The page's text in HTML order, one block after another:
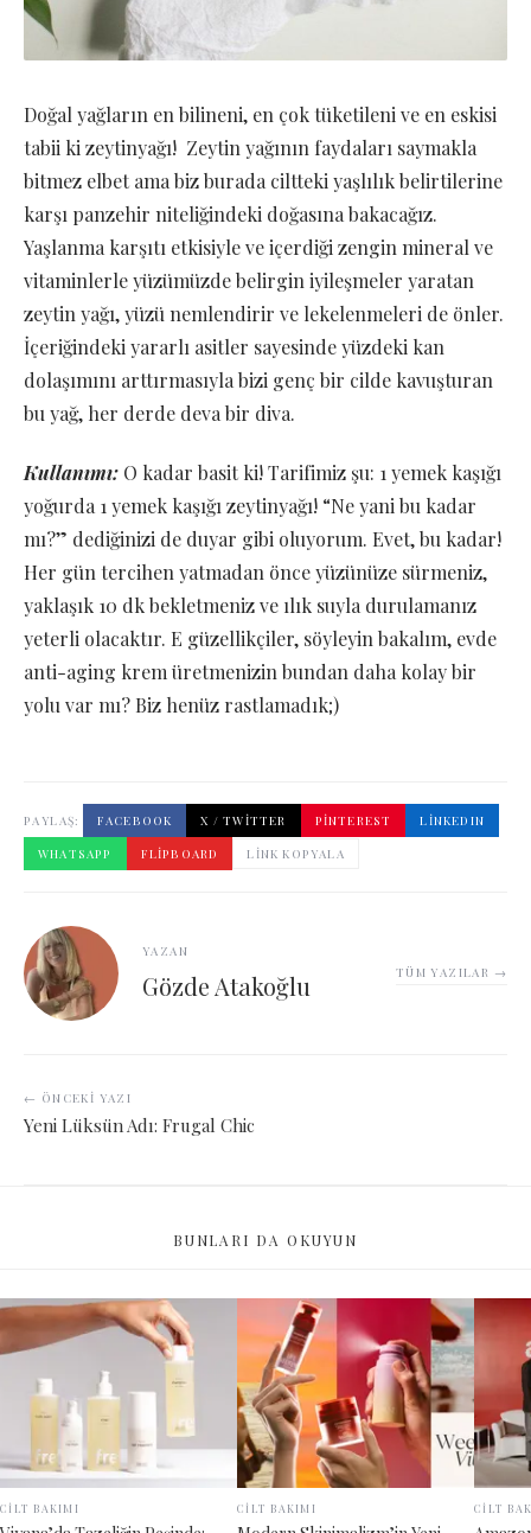
Doğal yağların en bilineni, en çok tüketileni ve en eskisi
tabii ki zeytinyağı! Zeytin yağının faydaları saymakla
bitmez elbet ama biz burada ciltteki yaşlılık belirtilerine
karşı panzehir niteliğindeki doğasına bakacağız.
Yaşlanma karşıtı etkisiyle ve içerdiği zengin mineral ve
vitaminlerle yüzümüzde belirgin iyileşmeler yaratan
zeytin yağı, yüzü nemlendirir ve lekelenmeleri de önler.
İçeriğindeki yararlı asitler sayesinde yüzdeki kan
dolaşımını arttırmasıyla bizi genç bir cilde kavuşturan
bu yağ, her derde deva bir diva.
Kullanımı: O kadar basit ki! Tarifimiz şu: 1 yemek kaşığı
yoğurda 1 yemek kaşığı zeytinyağı! “Ne yani bu kadar
mı?” dediğinizi de duyar gibi oluyorum. Evet, bu kadar!
Her gün tercihen yatmadan önce yüzünüze sürmeniz,
yaklaşık 10 dk bekletmeniz ve ılık suyla durulamanız
yeterli olacaktır. E güzellikçiler, söyleyin bakalım, evde
anti-aging krem üretmenizin bundan daha kolay bir
yolu var mı? Biz henüz rastlamadık;)
PAYLAŞ: FACEBOOK X / TWITTER PINTEREST
LINKEDIN
WHATSAPP
FLIPBOARD LINK KOPYALA
YAZAN
Gözde Atakoğlu TÜM YAZILAR →
← ÖNCEKI YAZI
Yeni Lüksün Adı: Frugal Chic
BUNLARI DA OKUYUN
CİLT BAKIMI CİLT BAKIMI CİLT